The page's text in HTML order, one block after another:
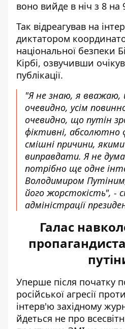
воно вийде в ніч з 8 на
Так відреагував на
диктатором
національної безпеки
Кірбі, озвучивши
публікації.
"Я не знаю, я
очевидно, усім
очевидно, що путін
фіктивні, абсолютно
смішні причини,
виправдати. Я не
потрібно ще одне
Володимиром
його жорстокість", -
адміністрації
Галас
Уперше після початку
російської агресії
інтерв'ю західному
йдеться не про